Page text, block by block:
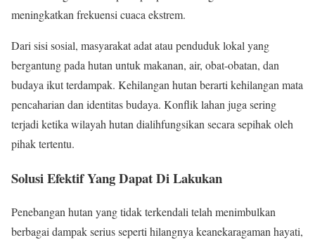
meningkatkan frekuensi cuaca ekstrem.
Dari sisi sosial, masyarakat adat atau penduduk lokal yang
bergantung pada hutan untuk makanan, air, obat-obatan, dan
budaya ikut terdampak. Kehilangan hutan berarti kehilangan mata
pencaharian dan identitas budaya. Konflik lahan juga sering
terjadi ketika wilayah hutan dialihfungsikan secara sepihak oleh
pihak tertentu.
Solusi Efektif Yang Dapat Di Lakukan
Penebangan hutan yang tidak terkendali telah menimbulkan
berbagai dampak serius seperti hilangnya keanekaragaman hayati,